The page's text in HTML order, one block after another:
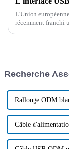
L'Union
récemment franchi
votes, une
Recherche
Rallonge ODM
Câble